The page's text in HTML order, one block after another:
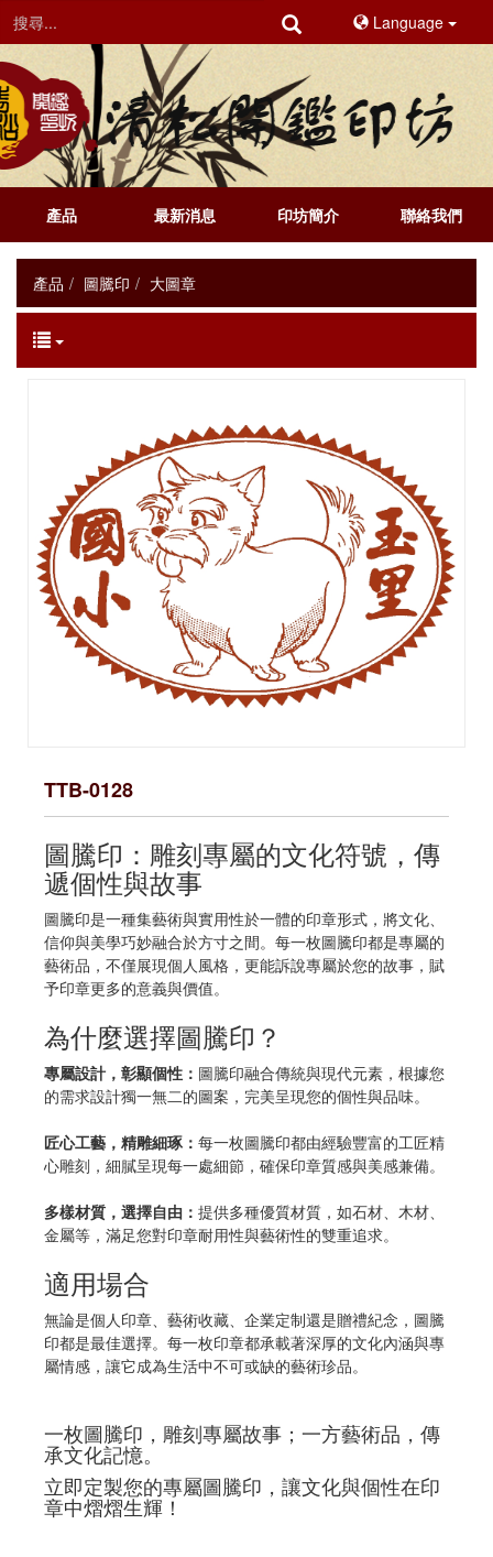
Language
產品 最新消息 印坊簡介 聯絡我們
產品 圖騰印 大圖章
TTB-0128
圖騰印：雕刻專屬的文化符號，傳
遞個性與故事
圖騰印是一種集藝術與實用性於一體的印章形式，將文化、
信仰與美學巧妙融合於方寸之間。每一枚圖騰印都是專屬的
藝術品，不僅展現個人風格，更能訴說專屬於您的故事，賦
予印章更多的意義與價值。
為什麼選擇圖騰印？
專屬設計，彰顯個性： 圖騰印融合傳統與現代元素，根據您
的需求設計獨一無二的圖案，完美呈現您的個性與品味。
匠心工藝，精雕細琢： 每一枚圖騰印都由經驗豐富的工匠精
心雕刻，細膩呈現每一處細節，確保印章質感與美感兼備。
多樣材質，選擇自由： 提供多種優質材質，如石材、木材、
金屬等，滿足您對印章耐用性與藝術性的雙重追求。
適用場合
無論是個人印章、藝術收藏、企業定制還是贈禮紀念，圖騰
印都是最佳選擇。每一枚印章都承載著深厚的文化內涵與專
屬情感，讓它成為生活中不可或缺的藝術珍品。
一枚圖騰印，雕刻專屬故事；一方藝術品，傳
承文化記憶。
立即定製您的專屬圖騰印，讓文化與個性在印
章中熠熠生輝！